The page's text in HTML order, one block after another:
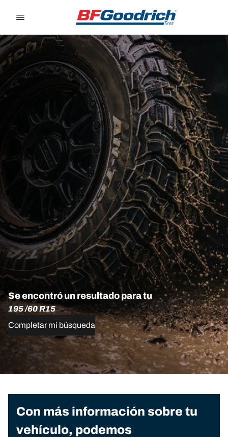
Se encontró un resultado para tu
195 /60 R15
Completar mi búsqueda
Con más información sobre tu
vehículo, podemos